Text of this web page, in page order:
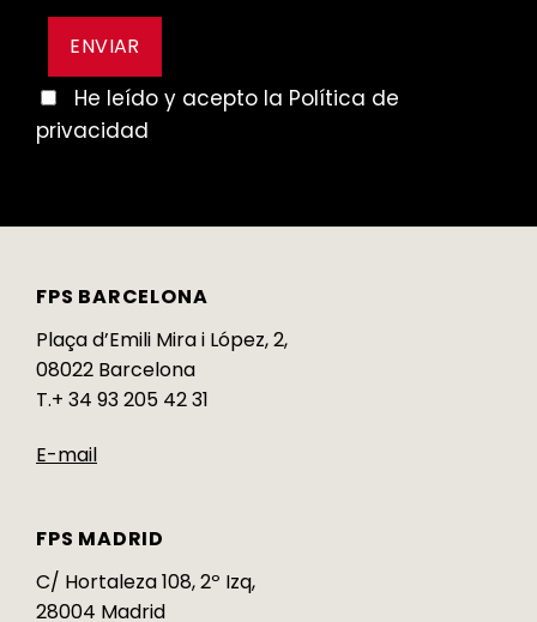
He leído y acepto la Política de
privacidad
FPS BARCELONA
Plaça d’Emili Mira i López, 2,
08022 Barcelona
T.+ 34 93 205 42 31
E-mail
FPS MADRID
C/ Hortaleza 108, 2º Izq,
28004 Madrid